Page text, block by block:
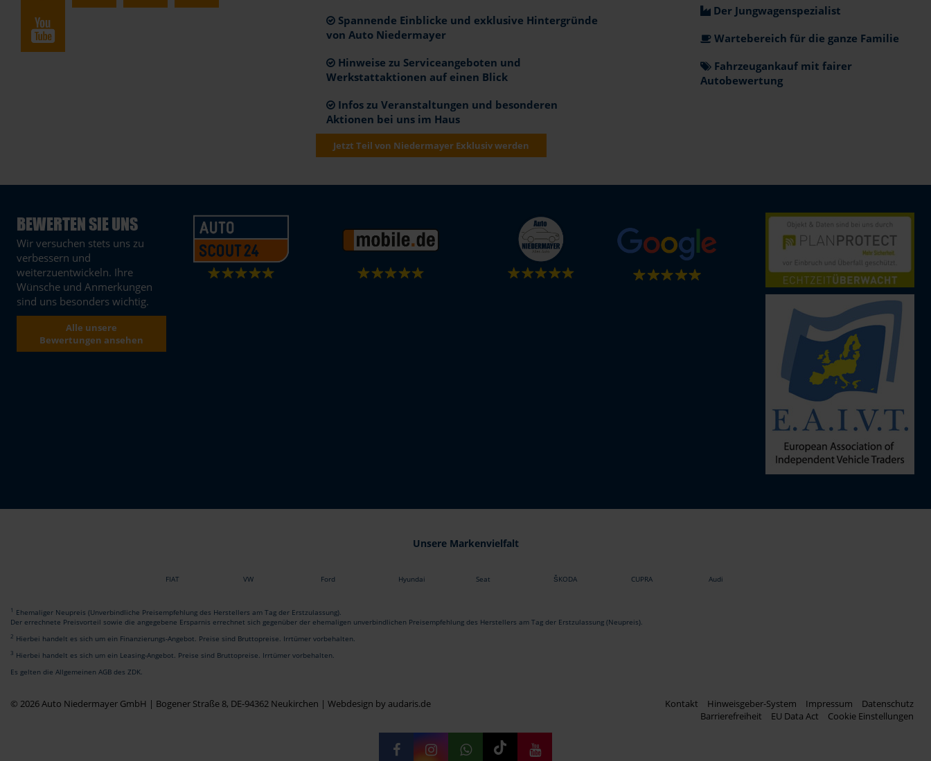
Spannende Einblicke und exklusive Hintergründe
von Auto Niedermayer
Hinweise zu Serviceangeboten und
Werkstattaktionen auf einen Blick
Infos zu Veranstaltungen und besonderen
Aktionen bei uns im Haus
Jetzt Teil von Niedermayer Exklusiv werden
Der Jungwagenspezialist
Wartebereich für die ganze Familie
Fahrzeugankauf mit fairer
Autobewertung
BEWERTEN SIE UNS
Wir versuchen stets uns zu
verbessern und
weiterzuentwickeln. Ihre
Wünsche und Anmerkungen
sind uns besonders wichtig.
Alle unsere
Bewertungen ansehen
Unsere Markenvielfalt
FIAT VW Ford Hyundai Seat ŠKODA CUPRA Audi
1 Ehemaliger Neupreis (Unverbindliche Preisempfehlung des Herstellers am Tag der Erstzulassung).
Der errechnete Preisvorteil sowie die angegebene Ersparnis errechnet sich gegenüber der ehemaligen unverbindlichen Preisempfehlung des Herstellers am Tag der Erstzulassung (Neupreis).
2 Hierbei handelt es sich um ein Finanzierungs-Angebot. Preise sind Bruttopreise. Irrtümer vorbehalten.
3 Hierbei handelt es sich um ein Leasing-Angebot. Preise sind Bruttopreise. Irrtümer vorbehalten.
Es gelten die Allgemeinen AGB des ZDK.
© 2026 Auto Niedermayer GmbH | Bogener Straße 8, DE-94362 Neukirchen | Webdesign by audaris.de Kontakt Hinweisgeber-System Impressum
Datenschutz
Barrierefreiheit
EU Data Act Cookie Einstellungen